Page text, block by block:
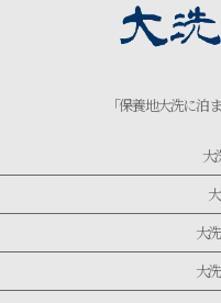
「保養地大洗に泊
大
大
大